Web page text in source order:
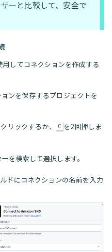
ーと比較して、安全で
してコネクションを作成する
ンを保存するプロジェクトを
リックするか、 C を2回押しま
を検索して選択します。
ドにコネクションの名前を入力